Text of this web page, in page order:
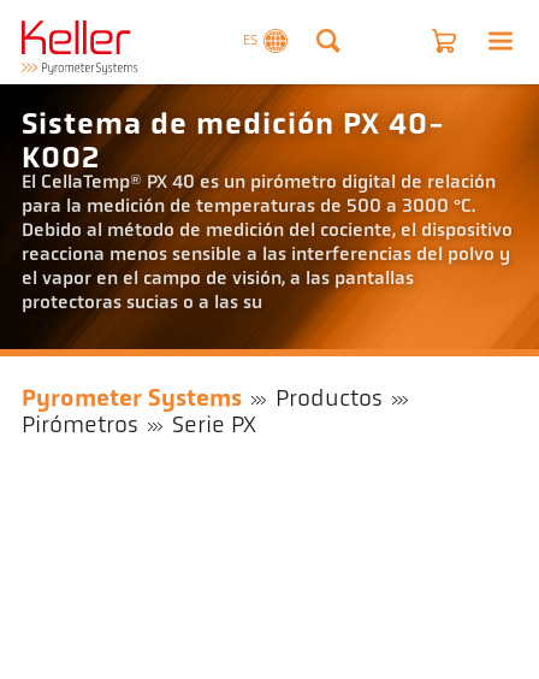
ES
Sistema de medición PX 40-
K002
El CellaTemp® PX 40 es un pirómetro digital de relación
para la medición de temperaturas de 500 a 3000 °C.
Debido al método de medición del cociente, el dispositivo
reacciona menos sensible a las interferencias del polvo y
el vapor en el campo de visión, a las pantallas
protectoras sucias o a las su
Pyrometer Systems
Productos
Pirómetros
Serie PX